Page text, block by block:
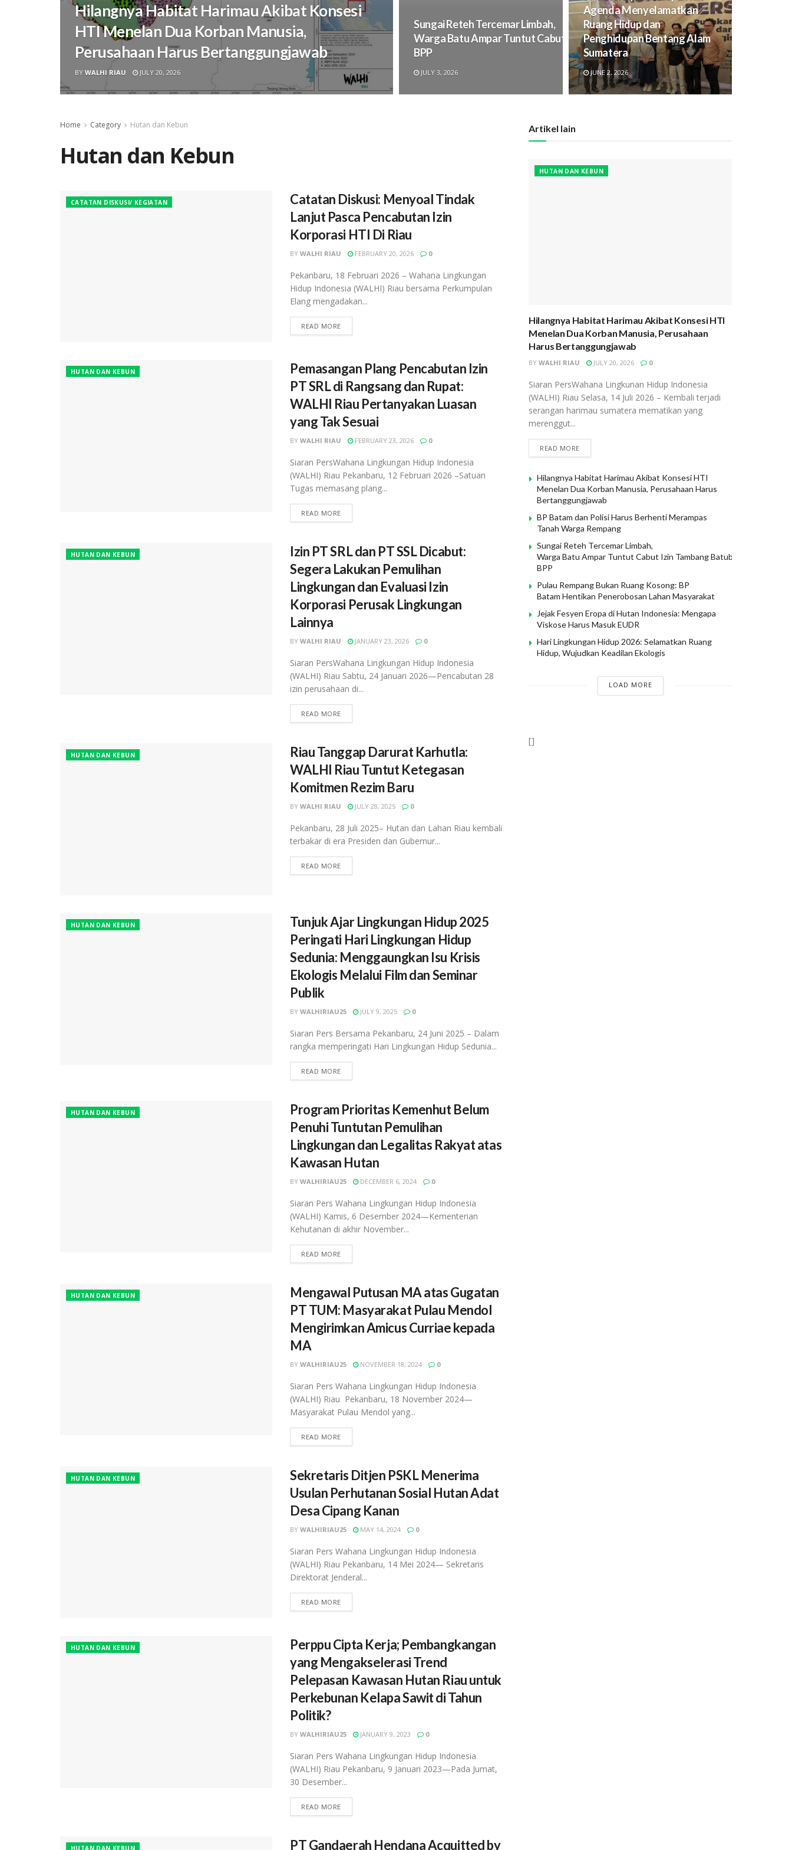
Hilangnya Habitat Harimau Akibat Konsesi
HTI Menelan Dua Korban Manusia,
Perusahaan Harus Bertanggungjawab
BY WALHI RIAU JULY 20, 2026
Sungai Reteh Tercemar Limbah,
Warga Batu Ampar Tuntut Cabut Izin Tambang Batubara PT
BPP
JULY 3, 2026
Agenda Menyelamatkan
Ruang Hidup dan
Penghidupan Bentang Alam
Sumatera
JUNE 2, 2026
Home Category Hutan dan Kebun
Hutan dan Kebun
CATATAN DISKUSI/ KEGIATAN
Catatan Diskusi: Menyoal Tindak
Lanjut Pasca Pencabutan Izin
Korporasi HTI Di Riau
BY WALHI RIAU FEBRUARY 20, 2026 0
Pekanbaru, 18 Februari 2026 – Wahana Lingkungan
Hidup Indonesia (WALHI) Riau bersama Perkumpulan
Elang mengadakan...
READ MORE
HUTAN DAN KEBUN
Pemasangan Plang Pencabutan Izin
PT SRL di Rangsang dan Rupat:
WALHI Riau Pertanyakan Luasan
yang Tak Sesuai
BY WALHI RIAU FEBRUARY 23, 2026 0
Siaran PersWahana Lingkungan Hidup Indonesia
(WALHI) Riau Pekanbaru, 12 Februari 2026 –Satuan
Tugas memasang plang...
READ MORE
HUTAN DAN KEBUN
Izin PT SRL dan PT SSL Dicabut:
Segera Lakukan Pemulihan
Lingkungan dan Evaluasi Izin
Korporasi Perusak Lingkungan
Lainnya
BY WALHI RIAU JANUARY 23, 2026 0
Siaran PersWahana Lingkungan Hidup Indonesia
(WALHI) Riau Sabtu, 24 Januari 2026—Pencabutan 28
izin perusahaan di...
READ MORE
HUTAN DAN KEBUN
Riau Tanggap Darurat Karhutla:
WALHI Riau Tuntut Ketegasan
Komitmen Rezim Baru
BY WALHI RIAU JULY 28, 2025 0
Pekanbaru, 28 Juli 2025– Hutan dan Lahan Riau kembali
terbakar di era Presiden dan Gubernur...
READ MORE
HUTAN DAN KEBUN
Tunjuk Ajar Lingkungan Hidup 2025
Peringati Hari Lingkungan Hidup
Sedunia: Menggaungkan Isu Krisis
Ekologis Melalui Film dan Seminar
Publik
BY WALHIRIAU25 JULY 9, 2025 0
Siaran Pers Bersama Pekanbaru, 24 Juni 2025 – Dalam
rangka memperingati Hari Lingkungan Hidup Sedunia...
READ MORE
HUTAN DAN KEBUN
Program Prioritas Kemenhut Belum
Penuhi Tuntutan Pemulihan
Lingkungan dan Legalitas Rakyat atas
Kawasan Hutan
BY WALHIRIAU25 DECEMBER 6, 2024 0
Siaran Pers Wahana Lingkungan Hidup Indonesia
(WALHI) Kamis, 6 Desember 2024—Kementerian
Kehutanan di akhir November...
READ MORE
HUTAN DAN KEBUN
Mengawal Putusan MA atas Gugatan
PT TUM: Masyarakat Pulau Mendol
Mengirimkan Amicus Curriae kepada
MA
BY WALHIRIAU25 NOVEMBER 18, 2024 0
Siaran Pers Wahana Lingkungan Hidup Indonesia
(WALHI) Riau Pekanbaru, 18 November 2024—
Masyarakat Pulau Mendol yang...
READ MORE
HUTAN DAN KEBUN
Sekretaris Ditjen PSKL Menerima
Usulan Perhutanan Sosial Hutan Adat
Desa Cipang Kanan
BY WALHIRIAU25 MAY 14, 2024 0
Siaran Pers Wahana Lingkungan Hidup Indonesia
(WALHI) Riau Pekanbaru, 14 Mei 2024— Sekretaris
Direktorat Jenderal...
READ MORE
HUTAN DAN KEBUN
Perppu Cipta Kerja; Pembangkangan
yang Mengakselerasi Trend
Pelepasan Kawasan Hutan Riau untuk
Perkebunan Kelapa Sawit di Tahun
Politik?
BY WALHIRIAU25 JANUARY 9, 2023 0
Siaran Pers Wahana Lingkungan Hidup Indonesia
(WALHI) Riau Pekanbaru, 9 Januari 2023—Pada Jumat,
30 Desember...
READ MORE
HUTAN DAN KEBUN PT Gandaerah Hendana Acquitted by
Artikel lain
HUTAN DAN KEBUN
Hilangnya Habitat Harimau Akibat Konsesi HTI
Menelan Dua Korban Manusia, Perusahaan
Harus Bertanggungjawab
BY WALHI RIAU JULY 20, 2026 0
Siaran PersWahana Lingkunan Hidup Indonesia
(WALHI) Riau Selasa, 14 Juli 2026 – Kembali terjadi
serangan harimau sumatera mematikan yang
merenggut...
READ MORE
Hilangnya Habitat Harimau Akibat Konsesi HTI
Menelan Dua Korban Manusia, Perusahaan Harus
Bertanggungjawab
BP Batam dan Polisi Harus Berhenti Merampas
Tanah Warga Rempang
Sungai Reteh Tercemar Limbah,
Warga Batu Ampar Tuntut Cabut Izin Tambang Batubara PT
BPP
Pulau Rempang Bukan Ruang Kosong: BP
Batam Hentikan Penerobosan Lahan Masyarakat
Jejak Fesyen Eropa di Hutan Indonesia: Mengapa
Viskose Harus Masuk EUDR
Hari Lingkungan Hidup 2026: Selamatkan Ruang
Hidup, Wujudkan Keadilan Ekologis
LOAD MORE
[]